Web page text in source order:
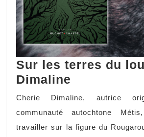
Sur les terres du
Dimaline
Cherie Dimaline, autrice
communauté autochtone
travailler sur la figure du